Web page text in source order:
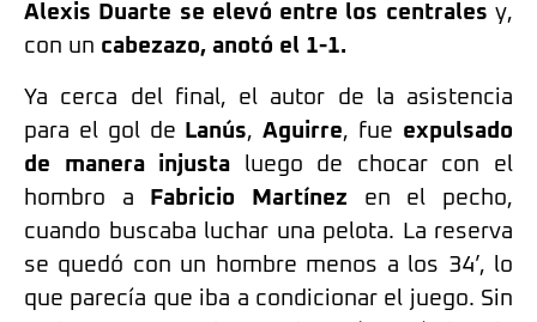
Alexis Duarte se elevó entre los centrales y,
con un cabezazo, anotó el 1-1.
Ya cerca del final, el autor de la asistencia
para el gol de
Lanús,Aguirre, fue expulsado
de manera injusta luego de chocar con el
hombro a
Fabricio Martínez en el pecho,
cuando buscaba luchar una pelota. La reserva
se quedó con un hombre menos a los 34’, lo
que parecía que iba a condicionar el juego. Sin